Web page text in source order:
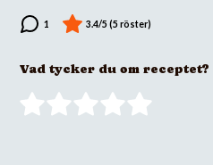
Vad tycker du om receptet?